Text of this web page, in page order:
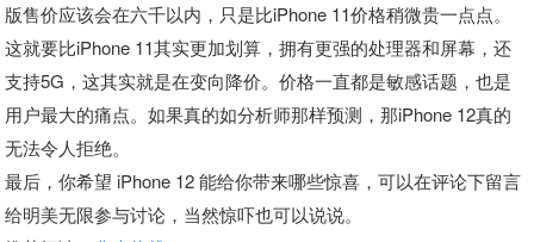
版售价应该会在六千以内，只是比iPhone 11价格稍微贵一点点。
这就要比iPhone 11其实更加划算，拥有更强的处理器和屏幕，还
支持5G，这其实就是在变向降价。价格一直都是敏感话题，也是
用户最大的痛点。如果真的如分析师那样预测，那iPhone 12真的
无法令人拒绝。
最后，你希望 iPhone 12 能给你带来哪些惊喜，可以在评论下留言
给明美无限参与讨论，当然惊吓也可以说说。